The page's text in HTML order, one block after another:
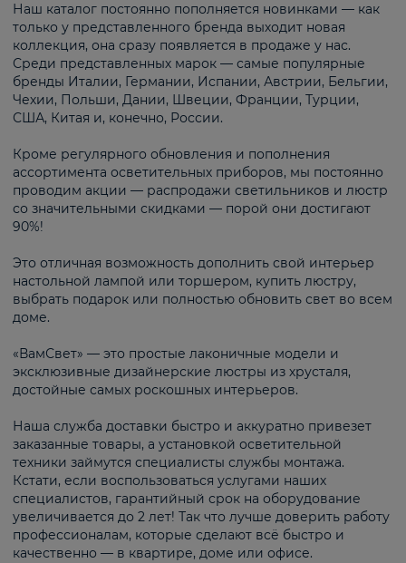
Наш каталог постоянно пополняется новинками — как
только у представленного бренда выходит новая
коллекция, она сразу появляется в продаже у нас.
Среди представленных марок — самые популярные
бренды Италии, Германии, Испании, Австрии, Бельгии,
Чехии, Польши, Дании, Швеции, Франции, Турции,
США, Китая и, конечно, России.
Кроме регулярного обновления и пополнения
ассортимента осветительных приборов, мы постоянно
проводим акции — распродажи светильников и люстр
со значительными скидками — порой они достигают
90%!
Это отличная возможность дополнить свой интерьер
настольной лампой или торшером, купить люстру,
выбрать подарок или полностью обновить свет во всем
доме.
«ВамСвет» — это простые лаконичные модели и
эксклюзивные дизайнерские люстры из хрусталя,
достойные самых роскошных интерьеров.
Наша служба доставки быстро и аккуратно привезет
заказанные товары, а установкой осветительной
техники займутся специалисты службы монтажа.
Кстати, если воспользоваться услугами наших
специалистов, гарантийный срок на оборудование
увеличивается до 2 лет! Так что лучше доверить работу
профессионалам, которые сделают всё быстро и
качественно — в квартире, доме или офисе.